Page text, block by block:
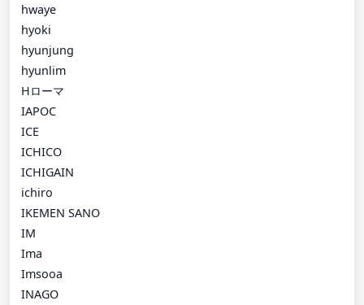
hwaye
hyoki
hyunjung
hyunlim
Hローマ
IAPOC
ICE
ICHICO
ICHIGAIN
ichiro
IKEMEN SANO
IM
Ima
Imsooa
INAGO